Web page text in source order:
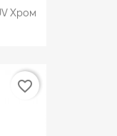
Хром
favorite_border